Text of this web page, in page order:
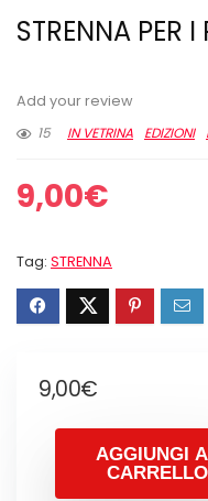
STRENNA PER
Add your review
15
IN VETRINA EDIZIONI
9,00€
Tag: STRENNA
9,00€
AGGIUNGI
CARRELLO